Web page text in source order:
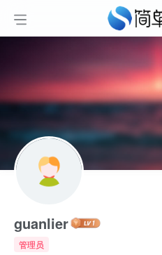
guanlier
管理员